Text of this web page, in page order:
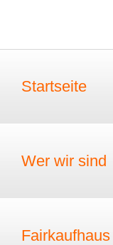
Startseite
Wer wir sind
Fairkaufhaus